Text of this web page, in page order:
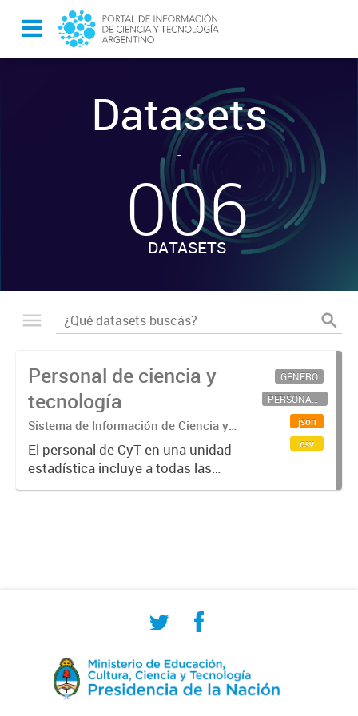
Datasets
-
006
DATASETS
Personal de ciencia y
tecnología
Sistema de Información de Ciencia y
Tecnología Argentino (SICYTAR)
El personal de CyT en una unidad
estadística incluye a todas las
personas involucradas
GÉNERO
PERSONAL CIENTÍFICO-TECNOLÓGICO
json
csv